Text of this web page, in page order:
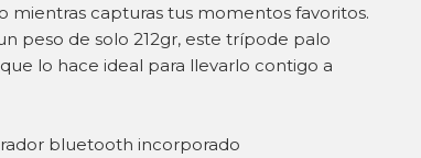
mientras capturas tus momentos favoritos.
peso de solo 212gr, este trípode palo
lo hace ideal para llevarlo contigo a
bluetooth incorporado